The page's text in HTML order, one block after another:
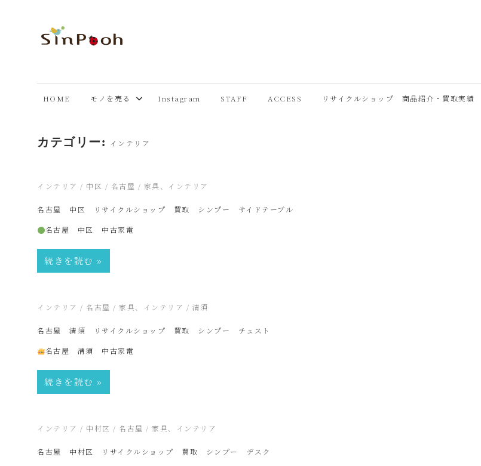
テ
ッ
ま
プ
site
HOME モノを売る Instagram STAFF ACCESS リサイクルショップ 商品紹介・買取実績
カテゴリー: インテリア
2026年7月21日
インテリア / 中区 / 名古屋 / 家具、インテリア
名古屋 中区 リサイクルショップ 買取 シンプー サイドテーブル
名古屋 中区 中古家電
続きを読む
2026年6月21日
インテリア / 名古屋 / 家具、インテリア / 清須
名古屋 清須 リサイクルショップ 買取 シンプー チェスト
名古屋 清須 中古家電
続きを読む
2026年6月20日
インテリア / 中村区 / 名古屋 / 家具、インテリア
名古屋 中村区 リサイクルショップ 買取 シンプー デスク